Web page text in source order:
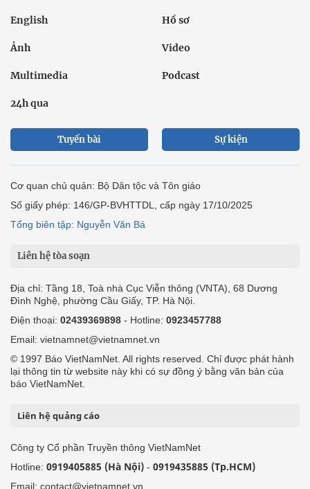
English Hồ sơ
Ảnh Video
Multimedia Podcast
24h qua
Tuyến bài Sự kiện
Cơ quan chủ quản: Bộ Dân tộc và Tôn giáo
Số giấy phép: 146/GP-BVHTTDL, cấp ngày 17/10/2025
Tổng biên tập: Nguyễn Văn Bá
Liên hệ tòa soạn
Địa chỉ: Tầng 18, Toà nhà Cục Viễn thông (VNTA), 68 Dương
Đình Nghệ, phường Cầu Giấy, TP. Hà Nội.
Điện thoại: 02439369898 - Hotline: 0923457788
Email: vietnamnet@vietnamnet.vn
© 1997 Báo VietNamNet. All rights reserved. Chỉ được phát hành
lại thông tin từ website này khi có sự đồng ý bằng văn bản của
báo VietNamNet.
Liên hệ quảng cáo
Công ty Cổ phần Truyền thông VietNamNet
Hotline: 0919405885 (Hà Nội) - 0919435885 (Tp.HCM)
Email: contact@vietnamnet.vn